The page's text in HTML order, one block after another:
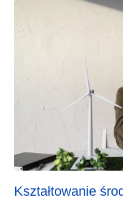
Kształtowanie